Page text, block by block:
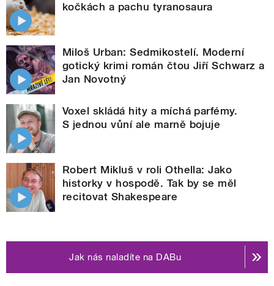
kočkách a pachu tyranosaura
Miloš Urban: Sedmikostelí. Moderní
gotický krimi román čtou Jiří Schwarz a
Jan Novotný
Voxel skládá hity a míchá parfémy.
S jednou vůní ale marně bojuje
Robert Mikluš v roli Othella: Jako
historky v hospodě. Tak by se měl
recitovat Shakespeare
Jak nás naladíte na DABu